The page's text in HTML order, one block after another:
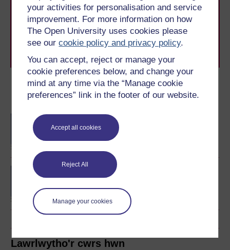
your activities for personalisation and service
improvement. For more information on how
The Open University uses cookies please
see ourcookie policy and privacy policy.
You can accept, reject or manage your
cookie preferences below, and change your
mind at any time via the “Manage cookie
preferences” link in the footer of our website.
Accept all cookies
Reject All
Manage your cookies
Dewch yn fyfyriwr gyda’r
Brifysgol Agored
BA/BSc (Honours) Open
degree
Concepts in chemistry
Lawrlwytho'r cwrs hwn
Bob blwyddyn, mae miloedd o fyfyrwyr yn penderfynu
astudio gyda'r Brifysgol Agored. Gyda dros 120 o
gymwysterau, mae gennym y cwrs iawn i chi.
Gofynnwch am brosbectws Prifysgol Agored